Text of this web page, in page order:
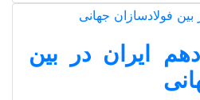
ایران در بین